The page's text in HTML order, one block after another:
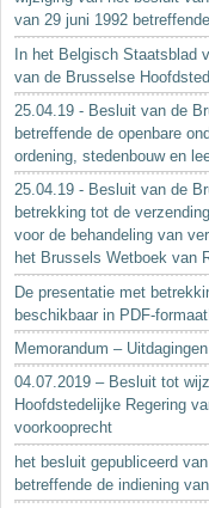
van 29 juni 1992
In het Belgisch Staatsblad
van de Brusselse
25.04.19 - Besluit van de
betreffende de openbare
ordening, stedenbouw en
25.04.19 - Besluit van de
betrekking tot de
voor de behandeling van
het Brussels Wetboek van
De presentatie met
beschikbaar in PDF-
Memorandum –
04.07.2019 – Besluit tot
Hoofdstedelijke Regering
voorkooprecht
het besluit gepubliceerd
betreffende de indiening